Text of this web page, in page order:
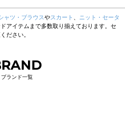
ャツ・ブラウスやスカート 、 ニット・セータ
アイテムまで多数取り揃えております。セ
ださい。
ブランド一覧